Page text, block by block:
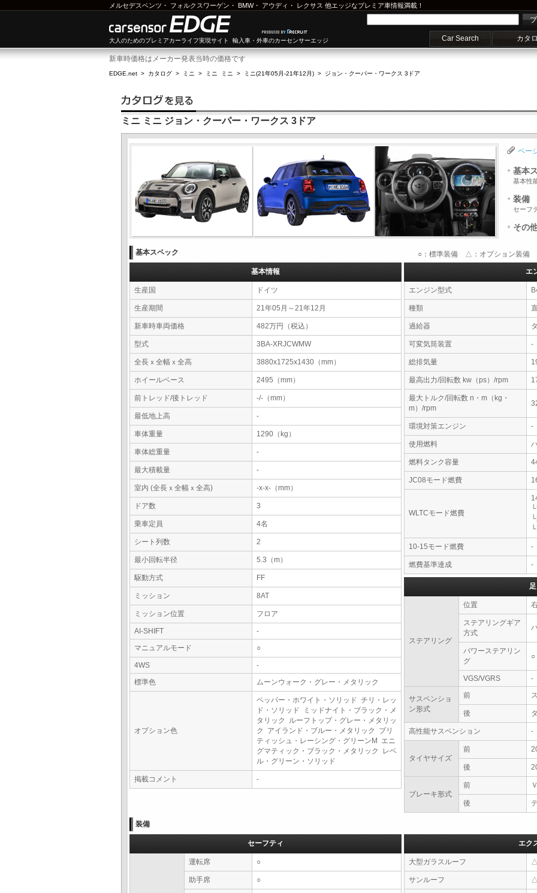
メルセデスベンツ ・ フォルクスワーゲン ・ BMW・ アウディ ・ レクサス 他エッジなプレミア車情報満載！
大人のためのプレミアカーライフ実現サイト 輸入車・外車のカーセンサーエッジ Car Search カタ
新車時価格はメーカー発表当時の価格です
EDGE.net > カタログ > ミニ > ミニ ミニ > ミニ(21年05月-21年12月) > ジョン・クーパー・ワークス 3ドア
ミニ ミニ ジョン・クーパー・ワークス 3ドア
ペー
基本
基本性
装備
セーフ
その
基本スペック ○：標準装備 △：オプション装備 -
基本情報
生産国 ドイツ
生産期間 21年05月～21年12月
新車時車両価格 482万円（税込）
型式 3BA-XRJCWMW
全長ｘ全幅ｘ全高 3880x1725x1430（mm）
ホイールベース 2495（mm）
前トレッド/後トレッド -/-（mm）
最低地上高 -
車体重量 1290（kg）
車体総重量 -
最大積載量 -
室内 (全長ｘ全幅ｘ全高) -x-x-（mm）
ドア数 3
乗車定員 4名
シート列数 2
最小回転半径 5.3（m）
駆動方式 FF
ミッション 8AT
ミッション位置 フロア
AI-SHIFT
-
マニュアルモード
○
4WS
-
標準色
ムーンウォーク・グレー・メタリック
オプション色
ペッパー・ホワイト・ソリッド チリ・レッ
ド・ソリッド ミッドナイト・ブラック・メ
タリック ルーフトップ・グレー・メタリッ
ク アイランド・ブルー・メタリック ブリ
ティッシュ・レーシング・グリーンM エニ
グマティック・ブラック・メタリック レベ
ル・グリーン・ソリッド
掲載コメント -
エ
エンジン型式
種類
過給器
可変気筒装置 -
総排気量
最高出力/回転数 kw（ps）/rpm
最大トルク/回転数 n・m（kg・
m）/rpm
環境対策エンジン -
使用燃料
燃料タンク容量
JC08モード燃費
WLTCモード燃費
10-15モード燃費 -
燃費基準達成 -
ステアリング
位置
ステアリングギア
方式
パワーステアリン
グ
○
VGS/VGRS -
サスペンショ
ン形式
前
後
高性能サスペンション -
タイヤサイズ
前
後
ブレーキ形式
前
後
装備
セーフティ
運転席 ○
助手席 ○
エク
大型ガラスルーフ
サンルーフ